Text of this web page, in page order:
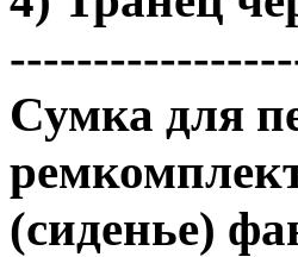
Сумка для
(сиденье)